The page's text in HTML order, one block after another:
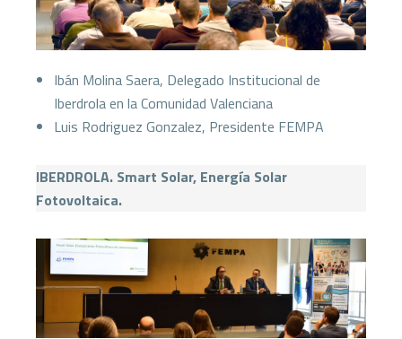
Ibán Molina Saera, Delegado Institucional de
Iberdrola en la Comunidad Valenciana
Luis Rodriguez Gonzalez, Presidente FEMPA
IBERDROLA. Smart Solar, Energía Solar
Fotovoltaica.